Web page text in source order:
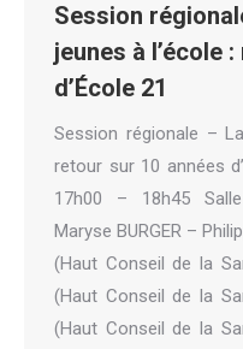
Session
jeunes à l’école
d’École 21
Session régionale –
retour sur 10 années
17h00 – 18h45
Maryse BURGER –
(Haut Conseil de la
(Haut Conseil de la
(Haut Conseil de la